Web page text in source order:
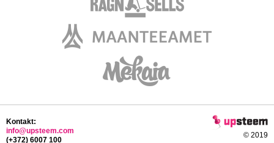
© 2019
Kontakt:
info@upsteem.com
(+372) 6007 100